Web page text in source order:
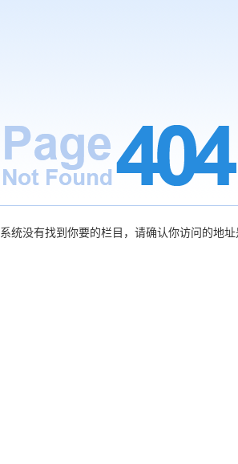
系统没有找到你要的栏目，请确认你访问的地